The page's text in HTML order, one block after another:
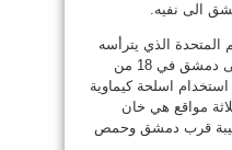
الى نفيه.
المتحدة الذي يترأسه
آكي سيسلتروم والذي وصل الى دمشق في 18 من
استخدام اسلحة كيماوية
مواقع هي خان
قرب دمشق وحمص